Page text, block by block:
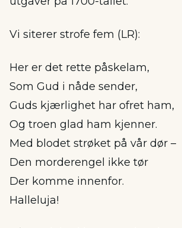
Vi siterer strofe fem (LR):
Her er det rette påskelam,
Som Gud i nåde sender,
Guds kjærlighet har ofret ham,
Og troen glad ham kjenner.
Med blodet strøket på vår dør –
Den morderengel ikke tør
Der komme innenfor.
Halleluja!